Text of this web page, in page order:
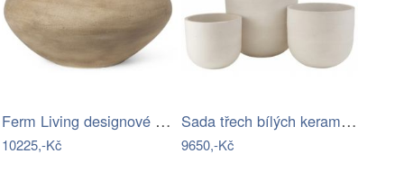
Ferm Living designové květináče Dodu…
10225,-Kč
Sada třech bílých keramických květináčů…
9650,-Kč